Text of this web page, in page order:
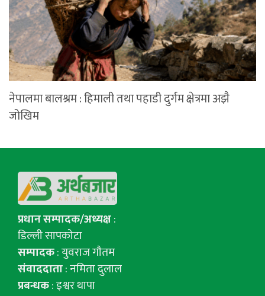
नेपालमा बालश्रम : हिमाली तथा पहाडी दुर्गम क्षेत्रमा अझै
जोखिम
प्रधान सम्पादक/अध्यक्ष:
डिल्ली सापकोटा
सम्पादक: युवराज गाैतम
संवाददाता: नमिता दुलाल
प्रबन्धक: इश्वर थापा